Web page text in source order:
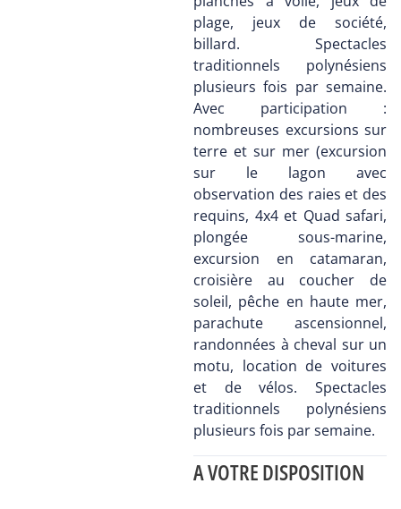
plage, jeux de société,
billard. Spectacles
traditionnels polynésiens
plusieurs fois par semaine.
Avec participation :
nombreuses excursions sur
terre et sur mer (excursion
sur le lagon avec
observation des raies et des
requins, 4x4 et Quad safari,
plongée sous-marine,
excursion en catamaran,
croisière au coucher de
soleil, pêche en haute mer,
parachute ascensionnel,
randonnées à cheval sur un
motu, location de voitures
et de vélos. Spectacles
traditionnels polynésiens
plusieurs fois par semaine.
A VOTRE DISPOSITION